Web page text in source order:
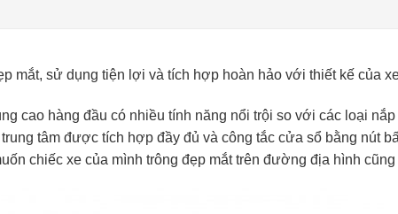
mắt, sử dụng tiện lợi và tích hợp hoàn hảo với thiết kế của
cao hàng đầu có nhiều tính năng nổi trội so với các loại
tâm được tích hợp đầy đủ và công tắc cửa sổ bằng nút
chiếc xe của mình trông đẹp mắt trên đường địa hình